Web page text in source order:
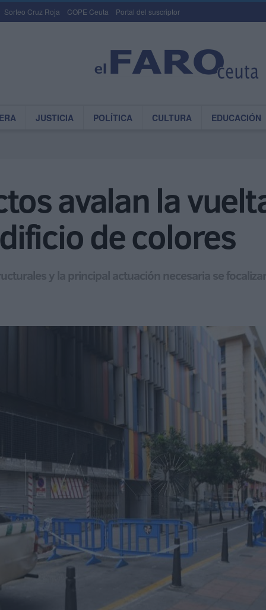
Sorteo Cruz Roja COPE Ceuta Portal del suscriptor
JUSTICIA POLÍTICA CULTURA EDUCACIÓN
avalan la
de colores
y la principal actuación necesaria se